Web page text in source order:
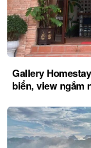
Gallery
biển, view ngắm